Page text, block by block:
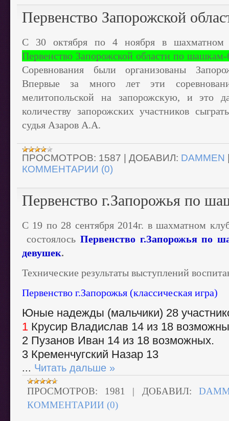
Первенство Запорожской
С 30 октября по 4 ноября в шахматном
Первенство Запорожской области по
Соревнования были организованы
Впервые за много лет эти
мелитопольской на запорожскую, и это
количеству запорожских участников
судья Азаров А.А.
ПРОСМОТРОВ: 1587 ДОБАВИЛ: DAMMEN
КОММЕНТАРИИ (0)
Первенство г.Запорожья по
С 19 по 28 сентября 2014г. в шахматном
состоялось Первенство г.Запорожья по
девушек.
Технические результаты выступлений
Первенство г.Запорожья (классическая игра)
Юные надежды (мальчики) 28
1 Крусир Владислав 14 из 18
2 Пузанов Иван 14 из 18 возможных.
3 Кременчугский Назар 13
... Читать дальше »
ПРОСМОТРОВ: 1981 | ДОБАВИЛ:
КОММЕНТАРИИ (0)